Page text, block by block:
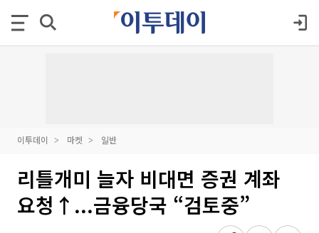
이투데이 마켓 일반
리틀개미 늘자 비대면 증권 계좌
요청↑...금융당국 “검토중”